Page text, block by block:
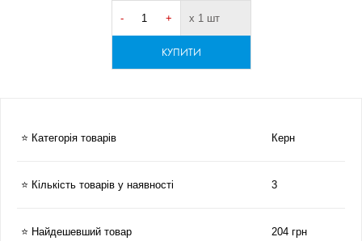
- + х 1 шт
КУПИТИ
⭐ Категорія товарів Керн
⭐ Кількість товарів у наявності 3
⭐ Найдешевший товар 204 грн